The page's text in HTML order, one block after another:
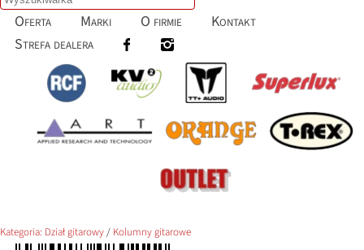
Oferta Marki O firmie
Kontakt
Strefa dealera
Kategoria: Dział gitarowy/ Kolumny gitarowe